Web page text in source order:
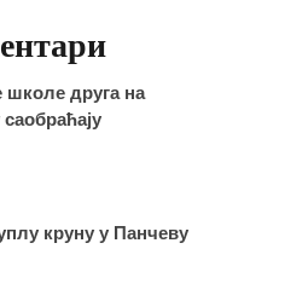
школе друга на
круну у Панчеву